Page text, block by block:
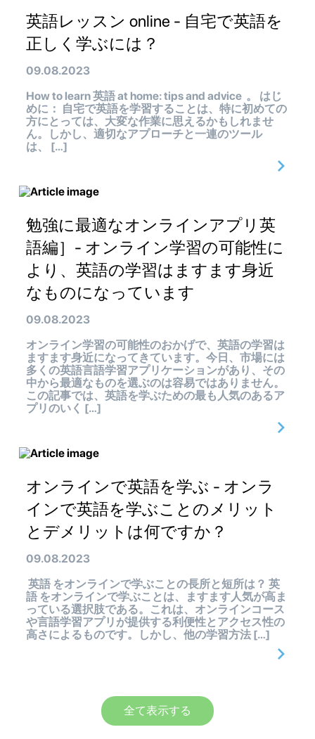
英語レッスン online - 自宅で英語を
正しく学ぶには？
09.08.2023
How to learn 英語 at home: tips and advice 。 はじ
めに： 自宅で英語を学習することは、特に初めての
方にとっては、大変な作業に思えるかもしれませ
ん。しかし、適切なアプローチと一連のツール
は、 […]
勉強に最適なオンラインアプリ英
語編］- オンライン学習の可能性に
より、英語の学習はますます身近
なものになっています
09.08.2023
オンライン学習の可能性のおかげで、英語の学習は
ますます身近になってきています。今日、市場には
多くの英語言語学習アプリケーションがあり、その
中から最適なものを選ぶのは容易ではありません。
この記事では、英語を学ぶための最も人気のあるア
プリのいく […]
オンラインで英語を学ぶ - オンラ
インで英語を学ぶことのメリット
とデメリットは何ですか？
09.08.2023
英語 をオンラインで学ぶことの長所と短所は？ 英
語 をオンラインで学ぶことは、ますます人気が高ま
っている選択肢である。これは、オンラインコース
や言語学習アプリが提供する利便性とアクセス性の
高さによるものです。しかし、他の学習方法 […]
全て表示する